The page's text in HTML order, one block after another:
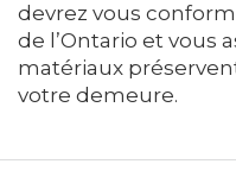
devrez vous
de l’Ontario et vous
matériaux
votre demeure.